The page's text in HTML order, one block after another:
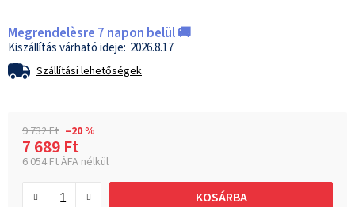
Megrendelèsre 7 napon belül 🚚
2026.8.17
Szállítási lehetőségek
9 732 Ft –20 %
7 689 Ft
6 054 Ft ÁFA nélkül
KOSÁRBA